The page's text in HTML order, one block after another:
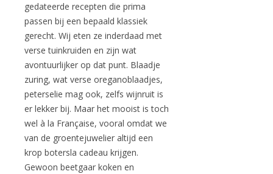
gedateerde recepten die prima
passen bij een bepaald klassiek
gerecht. Wij eten ze inderdaad met
verse tuinkruiden en zijn wat
avontuurlijker op dat punt. Blaadje
zuring, wat verse oreganoblaadjes,
peterselie mag ook, zelfs wijnruit is
er lekker bij. Maar het mooist is toch
wel à la Française, vooral omdat we
van de groentejuwelier altijd een
krop botersla cadeau krijgen.
Gewoon beetgaar koken en